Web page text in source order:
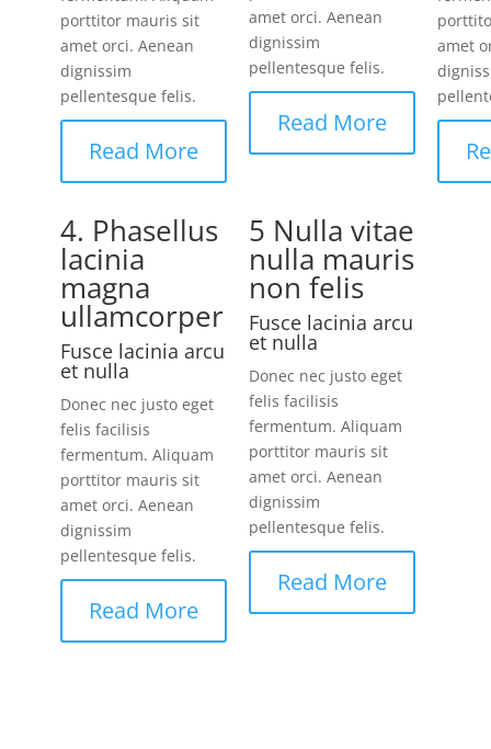
porttitor mauris sit
amet orci. Aenean
dignissim
pellentesque felis.
Read More
amet orci. Aenean
dignissim
pellentesque felis.
Read More
amet
4. Phasellus
lacinia
magna
ullamcorper
Fusce lacinia arcu
et nulla
Donec nec justo eget
felis facilisis
fermentum. Aliquam
porttitor mauris sit
amet orci. Aenean
dignissim
pellentesque felis.
Read More
5 Nulla vitae
nulla mauris
non felis
Fusce lacinia arcu
et nulla
Donec nec justo eget
felis facilisis
fermentum. Aliquam
porttitor mauris sit
amet orci. Aenean
dignissim
pellentesque felis.
Read More